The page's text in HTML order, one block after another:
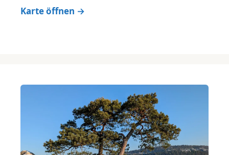
Karte öffnen →